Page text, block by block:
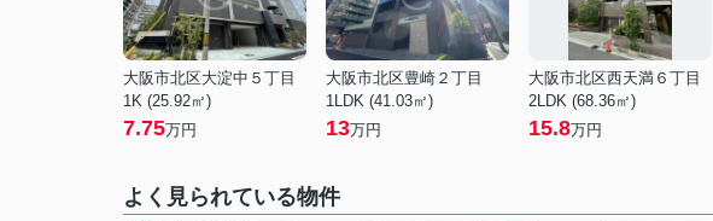
大阪市北区大淀中５丁目
1K (25.92㎡)
7.75万円
大阪市北区豊崎２丁目
1LDK (41.03㎡)
13万円
大阪市北区西天満６丁目
2LDK (68.36㎡)
15.8万円
よく見られている物件